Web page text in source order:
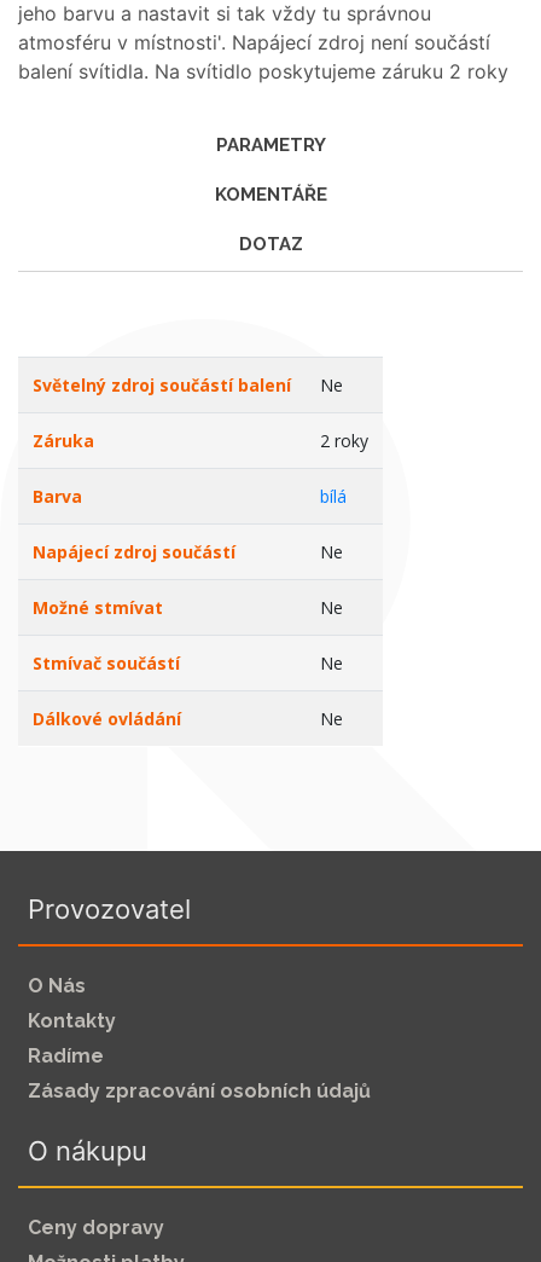
jeho barvu a nastavit si tak vždy tu správnou
atmosféru v místnosti'. Napájecí zdroj není součástí
balení svítidla. Na svítidlo poskytujeme záruku 2 roky
PARAMETRY
KOMENTÁŘE
DOTAZ
Světelný zdroj součástí balení Ne
Záruka 2 roky
Barva bílá
Napájecí zdroj součástí Ne
Možné stmívat Ne
Stmívač součástí Ne
Dálkové ovládání Ne
Provozovatel
O Nás
Kontakty
Radíme
Zásady zpracování osobních údajů
O nákupu
Ceny dopravy